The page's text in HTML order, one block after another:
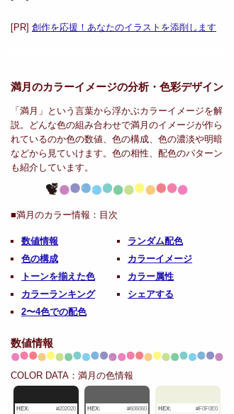
[PR] 創作を応援！あなたのイラストを添削します
満月のカラーイメージの分析・ 色彩デザイン
「満月」という言葉から浮かぶカラーイメージを解
説。どんな色の組み合わせで満月のイメージが作ら
れているのか色の数値、色の構成、色の濃淡や明暗
などから見ていけます。色の相性、配色のパターン
も紹介しています。
■満月のカラー情報： 目次
数値情報
色の構成
トーンを揃えた色
カラーランキング
2〜4色での配色
ランダム配色
カラーイメージ
カラー属性
シェアする
数値情報
COLOR DATA：満月の色情報
HEX:
#202020
HEX:
#606060
HEX:
#F0F0E0